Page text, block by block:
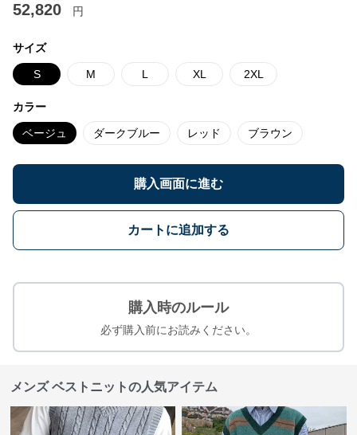
52,820 円
サイズ
S M L XL 2XL
カラー
ベージュ ダークブルー レッド ブラウン
購入画面に進む
カートに追加する
購入時のルール
必ず購入前にお読みください。
メンズ ベストニットの人気アイテム